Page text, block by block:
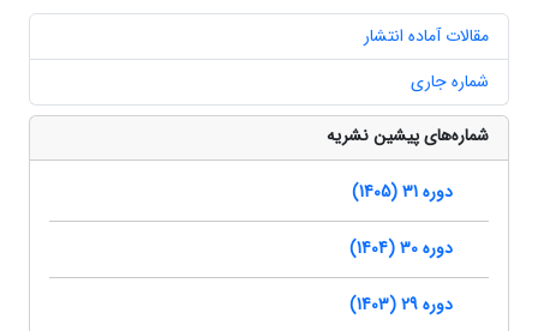
مقالات آماده انتشار
شماره جاری
شماره‌های پیشین نشریه
دوره 31 (1405)
دوره 30 (1404)
دوره 29 (1403)